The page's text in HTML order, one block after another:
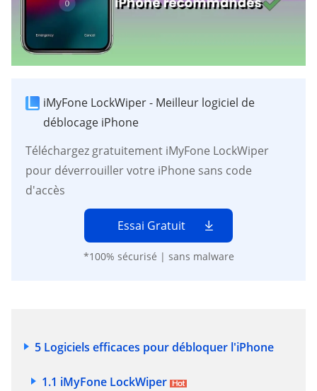
iMyFone LockWiper - Meilleur logiciel de
déblocage iPhone
Téléchargez gratuitement iMyFone LockWiper
pour déverrouiller votre iPhone sans code
d'accès
Essai Gratuit
*100% sécurisé | sans malware
5 Logiciels efficaces pour débloquer l'iPhone
1.1 iMyFone LockWiper